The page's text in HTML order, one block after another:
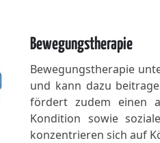
Bewegungstherapie
Bewegungstherapie
und kann dazu
fördert zudem einen
Kondition sowie
konzentrieren sich auf